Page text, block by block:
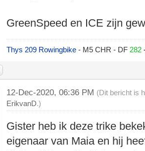
GreenSpeed en ICE zijn
Thys 209 Rowingbike- M5 CHR - DF 282
12-Dec-2020, 06:36 PM (Dit bericht is
ErikvanD.)
Gister heb ik deze trike
eigenaar van Maia en hij